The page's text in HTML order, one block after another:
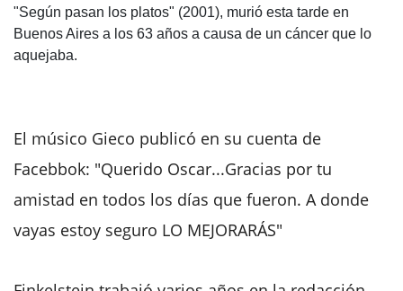
"Según pasan los platos" (2001), murió esta tarde en
Buenos Aires a los 63 años a causa de un cáncer que lo
aquejaba.
El músico Gieco publicó en su cuenta de
Facebbok: "Querido Oscar...Gracias por tu
amistad en todos los días que fueron. A donde
vayas estoy seguro LO MEJORARÁS"